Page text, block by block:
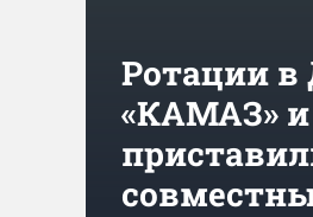
Ротации в
«КАМАЗ»